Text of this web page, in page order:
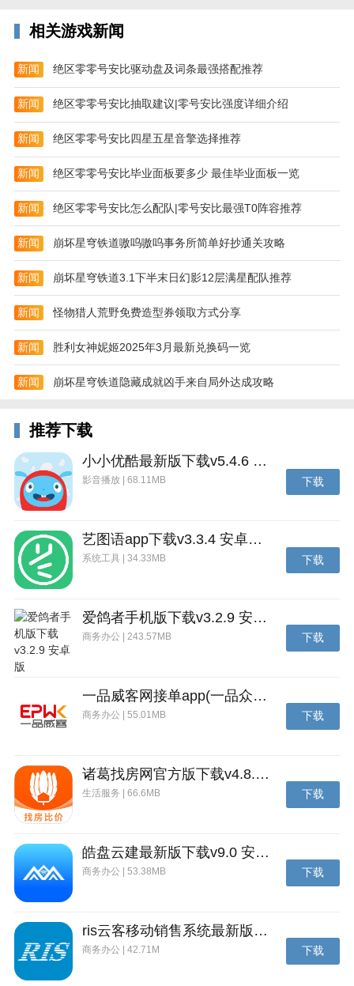
刀塔传奇折扣服福利
- 充值有返利，最高200%充值返利
- 享受稀有礼包、GM特权、变态爆率
- 体验私服手游大全、无限元宝BT手游
- 高比例充值，官方变态服，充值1:500
- 免费送元宝/钻石，随便买随便抽，就是这样壕
- 上线就送vip，上线就送满级vip、无限元宝、无限钻石
游戏玩法
【猴子】
天书的灵魂石奖励，累计到7天就能够得到猴子整卡。
除开9月签到以外，2265玩家还能够在工会商店用兄弟
币来兑换猴子灵魂石。
猴子是非常给力的英雄，如果搭配完美的队友，那么阵
容的输出是非常强大的了，猴子是一个主输出副肉的英
雄，血量也非常厚实，尤其到了中后期，装备的辅助，
【信使蛋】
刀塔传奇信使蛋有3种品质，分别是：绿色为普通，蓝
使属性资质就好很多，这就是很多人想得到信使蛋的原
因。而且高品质的信使蛋，孵化时间会更加场，在孵化
中间是没有办法被取消的。
信使蛋需要在第二十章副本中得到，第二十章也是全新
开启的篇章。其次游戏活动中也会产出信使蛋，所以玩
家一定要关注游戏活动公告，这样才能更快得到信使
蛋。
相关游戏新闻
新闻 绝区零零号安比驱动盘及词条最强搭配推荐
新闻 绝区零零号安比抽取建议|零号安比强度详细介绍
新闻 绝区零零号安比四星五星音擎选择推荐
新闻 绝区零零号安比毕业面板要多少 最佳毕业面板一览
新闻 绝区零零号安比怎么配队|零号安比最强T0阵容推荐
新闻 崩坏星穹铁道嗷呜嗷呜事务所简单好抄通关攻略
新闻 崩坏星穹铁道3.1下半末日幻影12层满星配队推荐
新闻 怪物猎人荒野免费造型券领取方式分享
新闻 胜利女神妮姬2025年3月最新兑换码一览
新闻 崩坏星穹铁道隐藏成就凶手来自局外达成攻略
推荐下载
小小优酷最新版下载v5.4.6 安卓官方版
影音播放 | 68.11MB 下载
艺图语app下载v3.3.4 安卓免费版
系统工具 | 34.33MB 下载
爱鸽者手机版下载v3.2.9 安卓版
商务办公 | 243.57MB 下载
一品威客网接单app(一品众包)下载v2.7.1 安卓最新版
商务办公 | 55.01MB 下载
诸葛找房网官方版下载v4.8.1.1 安卓最新版
生活服务 | 66.6MB 下载
皓盘云建最新版下载v9.0 安卓版
商务办公 | 53.38MB 下载
ris云客移动销售系统最新版下载v1.1.25 安卓手机版
商务办公 | 42.71M 下载